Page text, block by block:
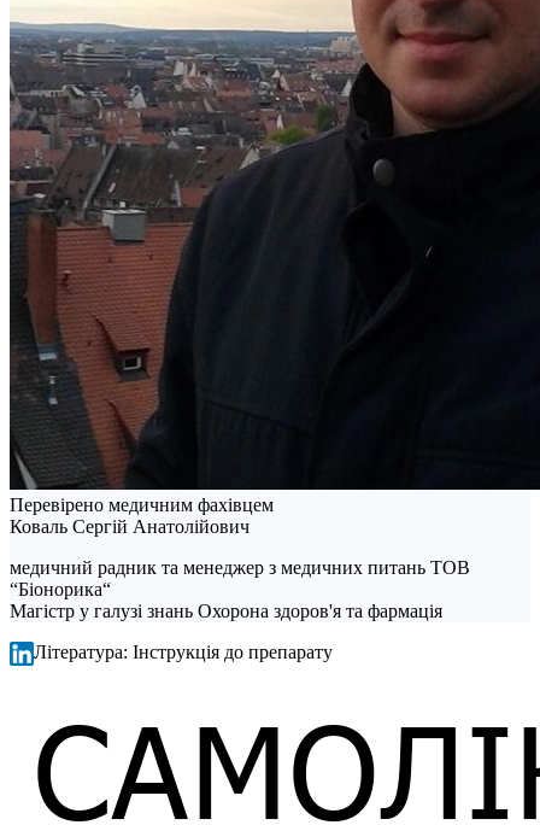
Перевірено медичним фахівцем
Коваль Сергій Анатолійович
медичний радник та менеджер з медичних питань ТОВ
“Біонорика“
Магістр у галузі знань Охорона здоров'я та фармація
Література: Інструкція до препарату